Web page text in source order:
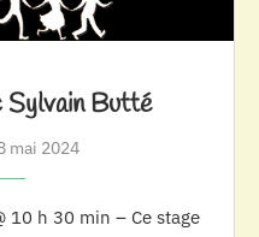
Sylvain Butté
mai 2024
h 30 min – Ce stage